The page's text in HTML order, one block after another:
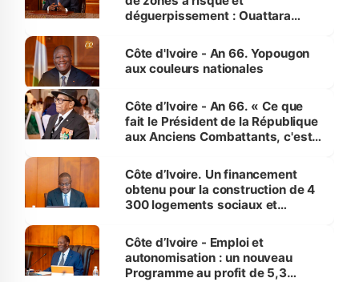
déguerpissement : Ouattara
l'Etat de droit pour préserver les
vies humaines »
Côte d'Ivoire - An 66. Yopougon
aux couleurs nationales
Côte d’Ivoire - An 66. « Ce que
fait le Président de la République
aux Anciens Combattants, c'est
Côte d’Ivoire. Un financement
obtenu pour la construction de 4
300 logements sociaux et
et Yamoussoukro
Côte d’Ivoire - Emploi et
autonomisation : un nouveau
Programme au profit de 5,3